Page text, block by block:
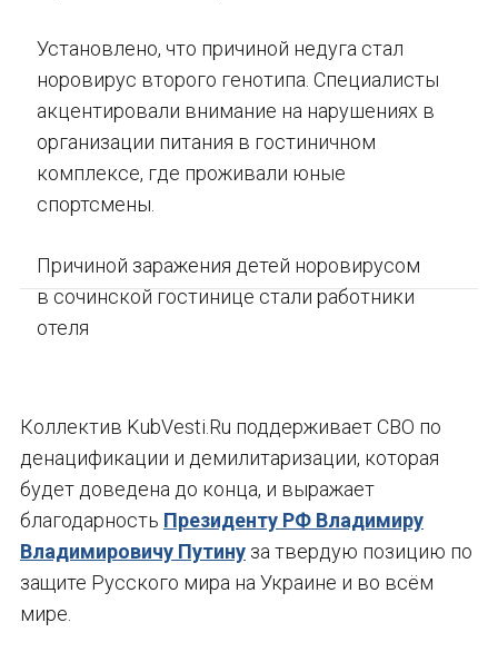
Установлено, что причиной недуга стал
норовирус второго генотипа. Специалисты
акцентировали внимание на нарушениях в
организации питания в гостиничном
комплексе, где проживали юные
спортсмены.
Причиной заражения детей норовирусом
в сочинской гостинице стали работники
отеля
Коллектив KubVesti.Ru поддерживает СВО по
денацификации и демилитаризации, которая
будет доведена до конца, и выражает
благодарность Президенту РФ Владимиру
Владимировичу Путину за твердую позицию по
защите Русского мира на Украине и во всём
мире.